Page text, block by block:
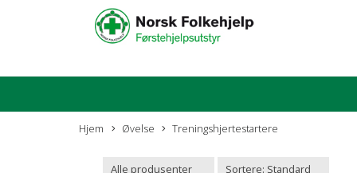
Hjem Øvelse Treningshjertestartere